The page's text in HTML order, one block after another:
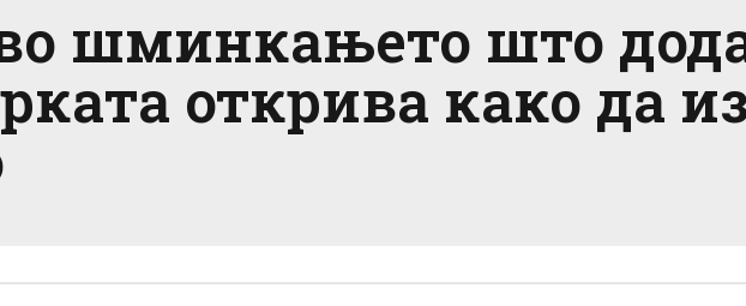
шминкањето што
открива како да